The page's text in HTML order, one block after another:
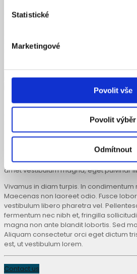
Statistické
Marketingové
Povolit vše
Povolit výběr
Odmítnout
Mauris accumsan, massa non
arcu tristique nibh, nec egestas diam
leo eu semper varius. Maecenas sit
urna mauris. Nulla nec tortor vitae eros
massa non consectetur condimentum,
nec egestas diam elit at nulla.
risus, ac tempor ipsum. Phasellus
Maecenas sit amet molestie leo. Morbi
nec tortor vitae eros iaculis hendrerit
amet vestibulum magna, eget pulvinar
Vivamus in diam turpis. In condimentum
Maecenas non laoreet odio. Fusce
vestibulum libero pharetra vel.
fermentum nec nibh et, fringilla
magna non ante blandit lobortis. Sed
Aliquam consectetur orci eget dictum
est, ut vestibulum lorem.
Contact us